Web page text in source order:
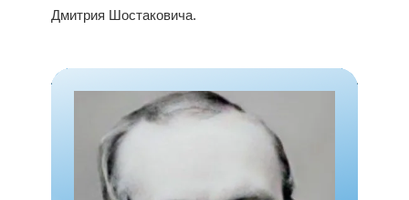
Дмитрия Шостаковича.